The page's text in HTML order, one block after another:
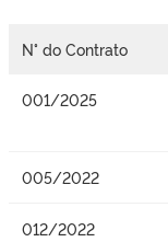
N° do Contrato
001/2025
005/2022
012/2022